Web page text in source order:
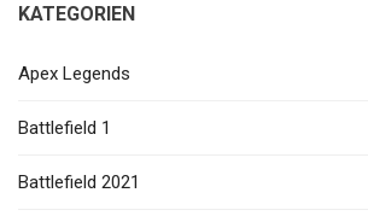
KATEGORIEN
Apex Legends
Battlefield 1
Battlefield 2021